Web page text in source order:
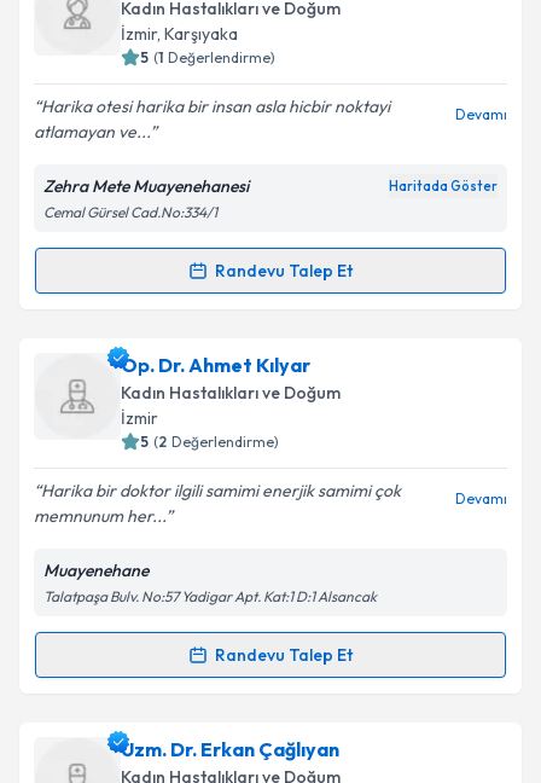
takvim hazırlandığında e-posta ile bilgilendireceğiz.
Kişisel verilerimin işlenmesine ilişkin
Aydınlatma
Metni'ni okudum ve kişisel verilerimin belirtilen
kapsamda işlenmesini kabul ediyorum.
Kadın Hastalıkları ve Doğum
İzmir, Karşıyaka
5 (1 Değerlendirme)
Harika otesi harika bir insan asla hicbir noktayi
atlamayan ve...
Devamı
Zehra Mete Muayenehanesi Haritada Göster
Cemal Gürsel Cad.No:334/1
Randevu Talep Et
Randevu Takvimi Talebi
Op. Dr. Zehra Meteiçin randevu takvimi talebi
oluşturun. Size bu uzmandan randevu almanız için bir
takvim hazırlandığında e-posta ile bilgilendireceğiz.
Kişisel verilerimin işlenmesine ilişkin
Metni'ni okudum ve kişisel verilerimin belirtilen
kapsamda işlenmesini kabul ediyorum.
Op. Dr. Ahmet Kılyar
Kadın Hastalıkları ve Doğum
İzmir
5 (2 Değerlendirme)
Harika bir doktor ilgili samimi enerjik samimi çok
memnunum her...
Devamı
Muayenehane
Talatpaşa Bulv. No:57 Yadigar Apt. Kat:1 D:1 Alsancak
Randevu Talep Et
Randevu Takvimi Talebi
Op. Dr. Ahmet Kılyar için randevu takvimi talebi
oluşturun. Size bu uzmandan randevu almanız için bir
Uzm. Dr. Erkan Çağlıyan
Kadın Hastalıkları ve Doğum